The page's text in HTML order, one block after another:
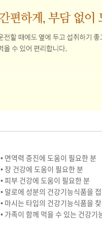
• 면역력 증진에 도움이 필요한 분
• 장 건강에 도움이 필요한 분
• 피부 건강에 도움이 필요한 분
• 알로에 성분의 건강기능식품을
• 마시는 타입의 건강기능식품을
• 가족이 함께 먹을 수 있는 건강기